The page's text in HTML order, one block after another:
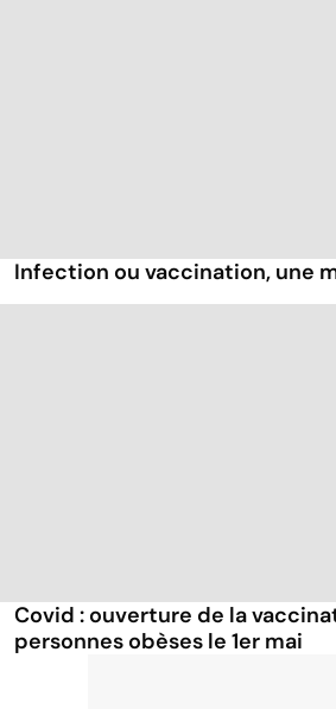
Infection ou vaccination, une
Covid : ouverture de la
personnes obèses le 1er mai